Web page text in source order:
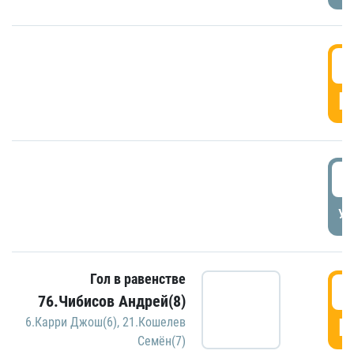
Гол в равенстве
76.Чибисов Андрей(8)
6.Карри Джош(6), 21.Кошелев
Семён(7)